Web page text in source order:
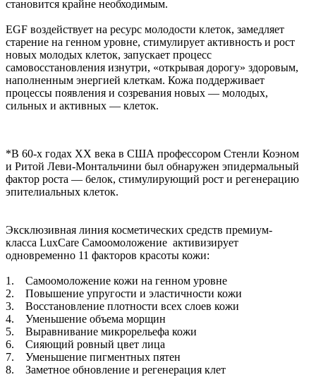
становится крайне необходимым.
EGF воздействует на ресурс молодости клеток, замедляет
старение на генном уровне, стимулирует активность и рост
новых молодых клеток, запускает процесс
самовосстановления изнутри, «открывая дорогу» здоровым,
наполненным энергией клеткам. Кожа поддерживает
процессы появления и созревания новых — молодых,
сильных и активных — клеток.
*В 60-х годах ХХ века в США профессором Стенли Коэном
и Ритой Леви-Монтальчини был обнаружен эпидермальный
фактор роста — белок, стимулирующий рост и регенерацию
эпителиальных клеток.
Эксклюзивная линия косметических средств премиум-
класса LuxCare Самоомоложение активизирует
одновременно 11 факторов красоты кожи:
1. Самоомоложение кожи на генном уровне
2. Повышение упругости и эластичности кожи
3. Восстановление плотности всех слоев кожи
4. Уменьшение объема морщин
5. Выравнивание микрорельефа кожи
6. Сияющий ровный цвет лица
7. Уменьшение пигментных пятен
8. Заметное обновление и регенерация клет